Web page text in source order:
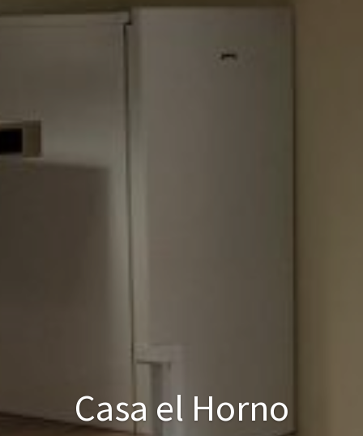
Casa el Horno